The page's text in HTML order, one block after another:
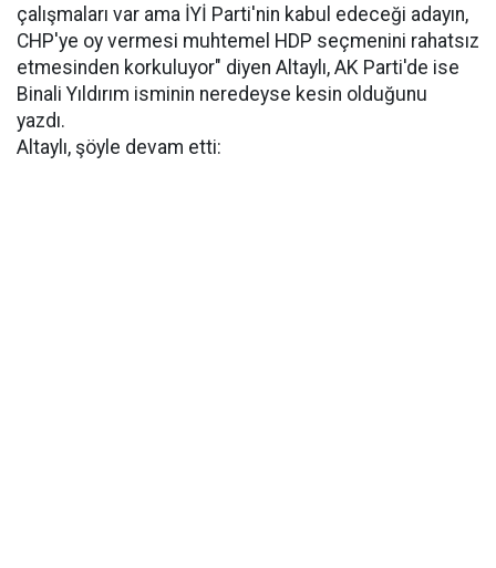
çalışmaları var ama İYİ Parti'nin kabul edeceği adayın,
CHP'ye oy vermesi muhtemel HDP seçmenini rahatsız
etmesinden korkuluyor" diyen Altaylı, AK Parti'de ise
Binali Yıldırım isminin neredeyse kesin olduğunu
yazdı.
Altaylı, şöyle devam etti: